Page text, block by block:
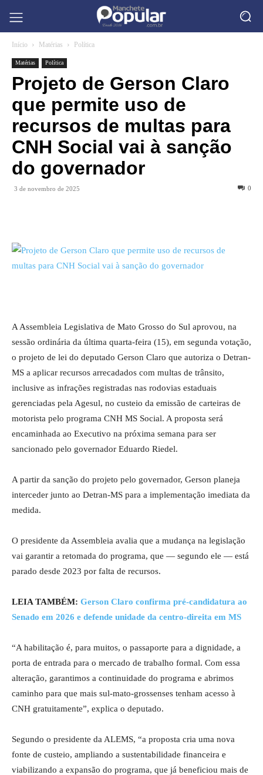
Início Matérias Política
Matérias Política
Projeto de Gerson Claro
que permite uso de
recursos de multas para
CNH Social vai à sanção
do governador
3 de novembro de 2025 0
A Assembleia Legislativa de Mato Grosso do Sul aprovou, na
sessão ordinária da última quarta-feira (15), em segunda votação,
o projeto de lei do deputado Gerson Claro que autoriza o Detran-
MS a aplicar recursos arrecadados com multas de trânsito,
inclusive as infrações registradas nas rodovias estaduais
gerenciadas pela Agesul, no custeio da emissão de carteiras de
motorista pelo programa CNH MS Social. A proposta será
encaminhada ao Executivo na próxima semana para ser
sancionado pelo governador Eduardo Riedel.
A partir da sanção do projeto pelo governador, Gerson planeja
interceder junto ao Detran-MS para a implementação imediata da
medida.
O presidente da Assembleia avalia que a mudança na legislação
vai garantir a retomada do programa, que — segundo ele — está
parado desde 2023 por falta de recursos.
LEIA TAMBÉM: Gerson Claro confirma pré-candidatura ao
Senado em 2026 e defende unidade da centro-direita em MS
“A habilitação é, para muitos, o passaporte para a dignidade, a
porta de entrada para o mercado de trabalho formal. Com essa
alteração, garantimos a continuidade do programa e abrimos
caminho para que mais sul-mato-grossenses tenham acesso à
CNH gratuitamente”, explica o deputado.
Segundo o presidente da ALEMS, “a proposta cria uma nova
fonte de custeio, ampliando a sustentabilidade financeira e
viabilizando a expansão do programa, que já beneficiou mais de